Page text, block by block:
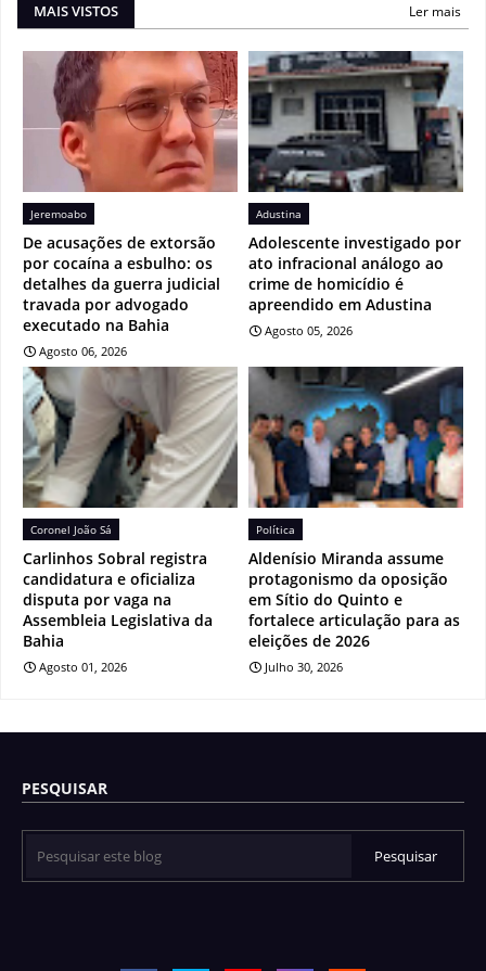
MAIS VISTOS Ler mais
Jeremoabo
De acusações de extorsão
por cocaína a esbulho: os
detalhes da guerra judicial
travada por advogado
executado na Bahia
Agosto 06, 2026
Adustina
Adolescente investigado por
ato infracional análogo ao
crime de homicídio é
apreendido em Adustina
Agosto 05, 2026
Coronel João Sá
Carlinhos Sobral registra
candidatura e oficializa
disputa por vaga na
Assembleia Legislativa da
Bahia
Agosto 01, 2026
Política
Aldenísio Miranda assume
protagonismo da oposição
em Sítio do Quinto e
fortalece articulação para as
eleições de 2026
Julho 30, 2026
PESQUISAR